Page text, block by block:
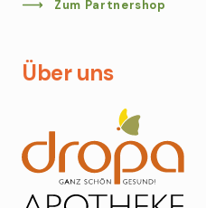
MEHR ERFAHREN
Roger&Gallet
Montblanc
Clinique
Alessandro
Zum Partnershop
Über uns